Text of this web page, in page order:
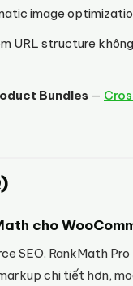
image
URL structure
Bundles —
cho
SEO. RankMath Pro
chi tiết hơn,